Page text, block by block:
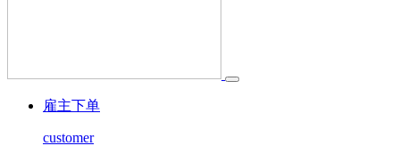
雇主下单
customer